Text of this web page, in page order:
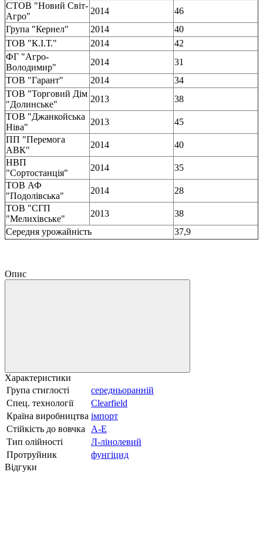
СТОВ "Новий Світ-
Агро"
2014
46
Група "Кернел"
2014
40
ТОВ "К.І.Т."
2014
42
ФГ "Агро-
Володимир"
2014
31
ТОВ "Гарант"
2014
34
ТОВ "Торговий Дім
"Долинське"
2013
38
ТОВ "Джанкойська
Ніва"
2013
45
ПП "Перемога
АВК"
2014
40
НВП
"Сортостанція"
2014
35
ТОВ АФ
"Подолівська"
2014
28
ТОВ "СГП
"Мелихівське"
2013
38
Середня урожайність
37,9
Опис
Характеристики
Група стиглості
середньоранній
Спец. технології
Clearfield
Країна виробництва імпорт
Стійкість до вовчка
А-Е
Тип олійності
Л-лінолевий
Протруйник
фунгіцид
Відгуки